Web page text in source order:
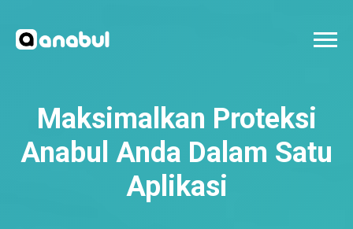
Maksimalkan Proteksi
Anabul Anda Dalam Satu
Aplikasi